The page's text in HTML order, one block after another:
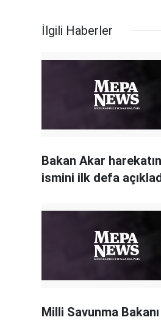
İlgili Haberler
Bakan Akar harekatın
ismini ilk defa
Milli Savunma